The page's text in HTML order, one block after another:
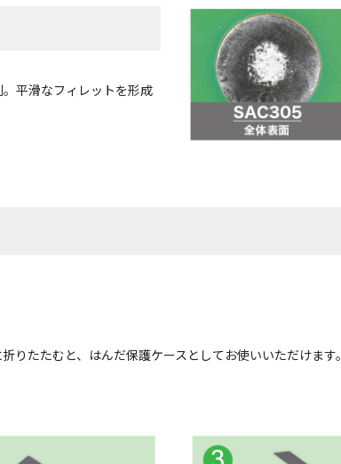
平滑なフィレットを形成
りたたむと、はんだ保護ケースとしてお使いいただけます。